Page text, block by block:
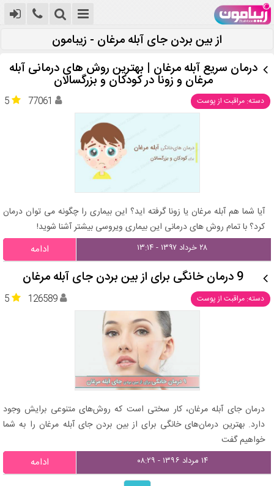
از بین بردن جای آبله مرغان - زیبامون
درمان سریع آبله مرغان | بهترین روش های درمانی آبله
مرغان و زونا در کودکان و بزرگسالان
دسته: مراقبت از پوست 5 77061
آیا شما هم آبله مرغان یا زونا گرفته اید؟ این بیماری را چگونه می توان درمان
کرد؟ با تمام روش های درمانی این بیماری ویروسی بیشتر آشنا شوید!
۲۸ خرداد ۱۳۹۷ - ۱۳:۱۴ ادامه
9 درمان خانگی برای از بین بردن جای آبله مرغان
دسته: مراقبت از پوست 5 126589
درمان جای آبله مرغان، کار سختی است که روش‌های متنوعی برایش وجود
دارد. بهترین درمان‌های خانگی برای از بین بردن جای آبله مرغان را به شما
خواهیم گفت
۱۴ مرداد ۱۳۹۶ - ۰۸:۲۹ ادامه